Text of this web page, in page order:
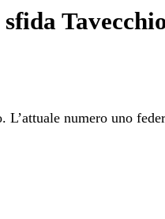
numero uno